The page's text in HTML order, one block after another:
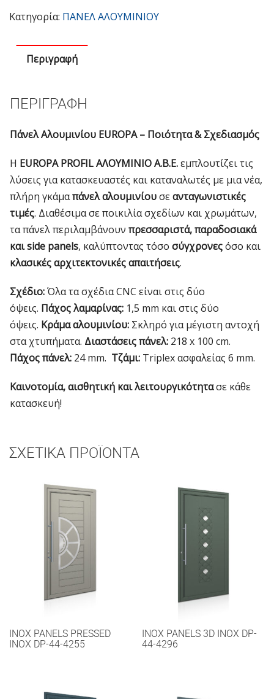
Inox
Κατηγορία: ΠΑΝΕΛ ΑΛΟΥΜΙΝΙΟΥ
Περιγραφή
ΠΕΡΙΓΡΑΦΉ
Πάνελ Αλουμινίου EUROPA – Ποιότητα & Σχεδιασμός
Η EUROPA PROFIL ΑΛΟΥΜΙΝΙΟ Α.Β.Ε.εμπλουτίζει τις
λύσεις για κατασκευαστές και καταναλωτές με μια νέα,
πλήρη γκάμαπάνελ αλουμινίουσεανταγωνιστικές
τιμές. Διαθέσιμα σε ποικιλία σχεδίων και χρωμάτων,
τα πάνελ περιλαμβάνουν πρεσσαριστά, παραδοσιακά
και side panels, καλύπτοντας τόσο σύγχρονεςόσο και
κλασικές αρχιτεκτονικές απαιτήσεις.
Σχέδιο:Όλα τα σχέδια CNC είναι στις δύο
όψεις. Πάχος λαμαρίνας: 1,5 mm και στις δύο
όψεις. Κράμα αλουμινίου: Σκληρό για μέγιστη αντοχή
στα χτυπήματα. Διαστάσεις πάνελ: 218 x 100 cm.
Πάχος πάνελ: 24 mm. Τζάμι: Triplex ασφαλείας 6 mm.
Καινοτομία, αισθητική και λειτουργικότητασε κάθε
κατασκευή!
ΣΧΕΤΙΚΆ ΠΡΟΪΌΝΤΑ
INOX PANELS PRESSED
INOX DP-44-4255
INOX PANELS 3D INOX DP-
44-4296